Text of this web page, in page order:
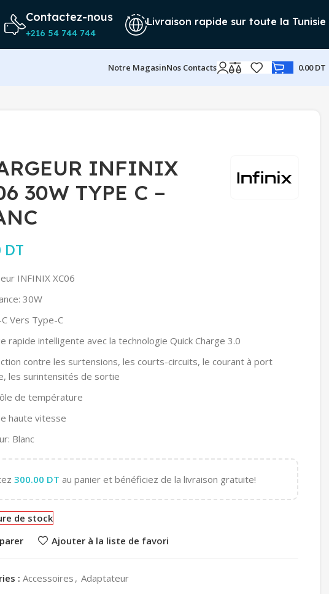
Contactez-nous
+216 54 744 744
Livraison rapide sur toute la Tunisie
Notre MagasinNos Contacts 0.00DT
INFINIX
30W TYPE C –
DT
INFINIX XC06
30W
Vers Type-C
rapide intelligente avec la technologie Quick Charge 3.0
contre les surtensions, les courts-circuits, le courant à port
les surintensités de sortie
de température
haute vitesse
Blanc
300.00 DT au panier et bénéficiez de la livraison gratuite!
de stock
Ajouter à la liste de favori
: Accessoires , Adaptateur